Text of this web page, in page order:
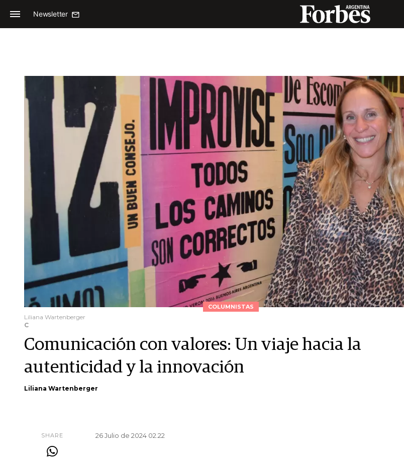
Newsletter
COLUMNISTAS
Liliana Wartenberger
C
Comunicación con valores: Un viaje hacia la
autenticidad y la innovación
Liliana Wartenberger
SHARE 26 Julio de 2024 02.22